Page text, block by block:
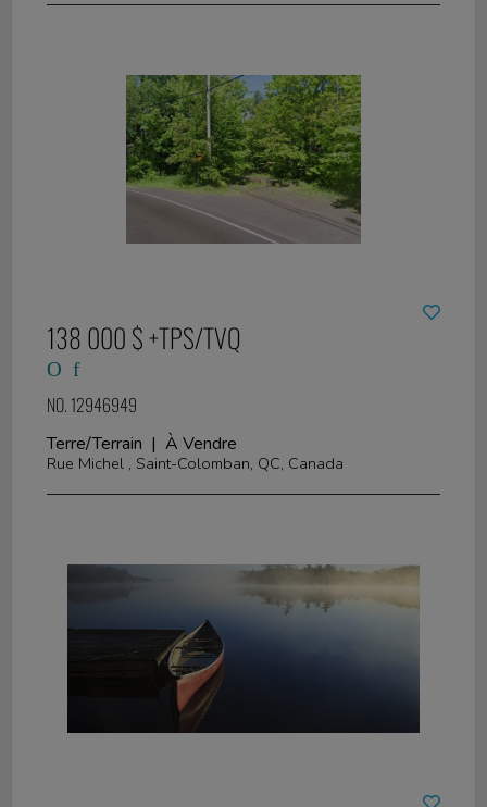
138 000 $ +TPS/TVQ
NO. 12946949
Terre/Terrain | À Vendre
Rue Michel , Saint-Colomban, QC, Canada